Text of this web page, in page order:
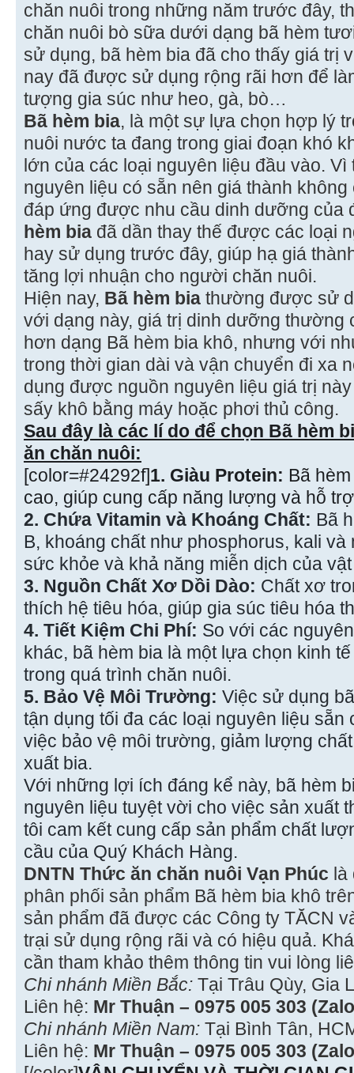
chăn nuôi trong những năm trước đây,
chăn nuôi bò sữa dưới dạng bã hèm
sử dụng, bã hèm bia đã cho thấy giá trị
nay đã được sử dụng rộng rãi hơn để
tượng gia súc như heo, gà, bò…
Bã hèm bia, là một sự lựa chọn hợp lý
nuôi nước ta đang trong giai đoạn khó
lớn của các loại nguyên liệu đầu vào.
nguyên liệu có sẵn nên giá thành
đáp ứng được nhu cầu dinh dưỡng của
hèm bia đã dần thay thế được các loại
hay sử dụng trước đây, giúp hạ giá
tăng lợi nhuận cho người chăn nuôi.
Hiện nay, Bã hèm bia thường được sử
với dạng này, giá trị dinh dưỡng thường
hơn dạng Bã hèm bia khô, nhưng với
trong thời gian dài và vận chuyển đi xa
dụng được nguồn nguyên liệu giá trị
sấy khô bằng máy hoặc phơi thủ công.
Sau đây là các lí do để chọn Bã hèm
ăn chăn nuôi:
[color=#24292f]1. Giàu Protein: Bã
cao, giúp cung cấp năng lượng và hỗ
2. Chứa Vitamin và Khoáng Chất: Bã
B, khoáng chất như phosphorus, kali
sức khỏe và khả năng miễn dịch của
3. Nguồn Chất Xơ Dồi Dào: Chất xơ
thích hệ tiêu hóa, giúp gia súc tiêu hóa
4. Tiết Kiệm Chi Phí: So với các
khác, bã hèm bia là một lựa chọn kinh
trong quá trình chăn nuôi.
5. Bảo Vệ Môi Trường: Việc sử dụng
tận dụng tối đa các loại nguyên liệu sẵn
việc bảo vệ môi trường, giảm lượng
xuất bia.
Với những lợi ích đáng kể này, bã hèm
nguyên liệu tuyệt vời cho việc sản xuất
tôi cam kết cung cấp sản phẩm chất
cầu của Quý Khách Hàng.
DNTN Thức ăn chăn nuôi Vạn Phúc là
phân phối sản phẩm Bã hèm bia khô
sản phẩm đã được các Công ty TĂCN
trại sử dụng rộng rãi và có hiệu quả.
cần tham khảo thêm thông tin vui lòng
Chi nhánh Miền Bắc: Tại Trâu Qùy, Gia
Liên hệ: Mr Thuận – 0975 005 303
Chi nhánh Miền Nam: Tại Bình Tân,
Liên hệ: Mr Thuận – 0975 005 303